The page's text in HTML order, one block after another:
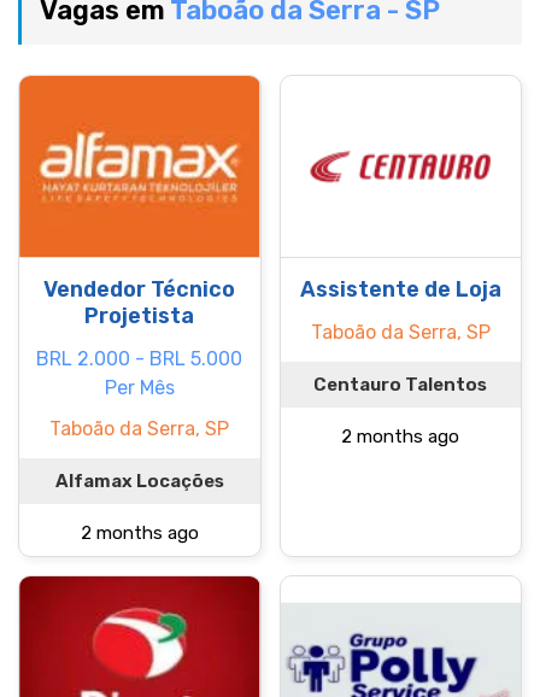
Vagas em Taboão da Serra - SP
Vendedor Técnico
Projetista
BRL 2.000 - BRL 5.000
Per Mês
Taboão da Serra, SP
Alfamax Locações
2 months ago
Assistente de Loja
Taboão da Serra, SP
Centauro Talentos
2 months ago